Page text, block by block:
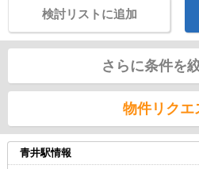
検討リストに追加
さらに条件を
物件リクエ
青井駅情報